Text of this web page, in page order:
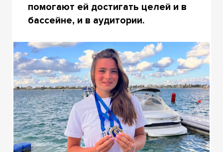
помогают ей достигать целей и в
бассейне, и в аудитории.